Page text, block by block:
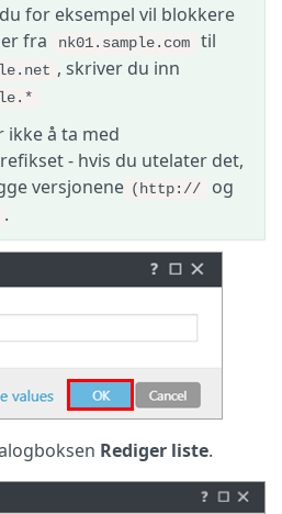
for eksempel vil blokkere
fra
nk01.sample.com til
, skriver du inn
ikke å ta med
- hvis du utelater det,
versjonene (http:// og
.
Rediger liste.